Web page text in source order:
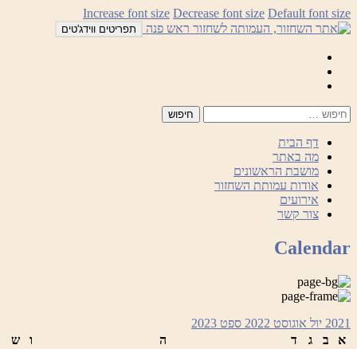
לדלג
לתוכן
Increase font size Decrease font size Default font size
תפריטים ווידג'טים
דף הבית
מה באתר
מושבת הראשונים
אודות עמותת השחזור
אירועים
צור קשר
Calendar
2021 יול אוגוסט 2022 ספט 2023
א
ב ג ד ה ו ש